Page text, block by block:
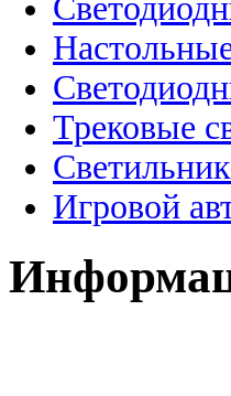
Трековые
Игровой